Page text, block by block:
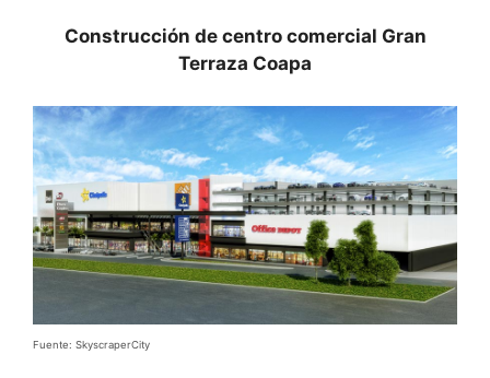
Construcción de centro comercial Gran
Terraza Coapa
Fuente: SkyscraperCity